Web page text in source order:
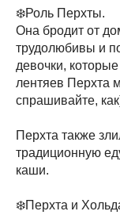
❄️Роль Перхты.
Она бродит от
трудолюбивы и
девочки,
лентяев Перхта
спрашивайте,
Перхта также
традиционную
каши.
❄️Перхта и